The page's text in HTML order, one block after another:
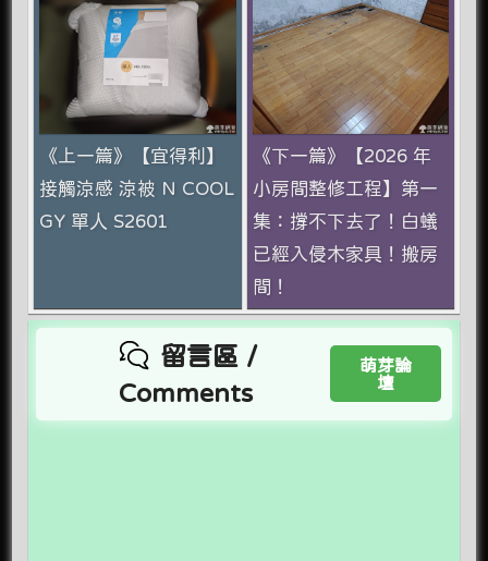
《上一篇》【宜得利】
接觸涼感 涼被 N COOL
GY 單人 S2601
《下一篇》【2026 年
小房間整修工程】第一
集：撐不下去了！白蟻
已經入侵木家具！搬房
間！
留言區 /
Comments
萌芽論
壇